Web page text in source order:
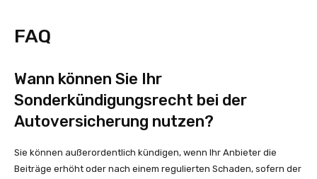
FAQ
Wann können Sie Ihr
Sonderkündigungsrecht bei der
Autoversicherung nutzen?
Sie können außerordentlich kündigen, wenn Ihr Anbieter die
Beiträge erhöht oder nach einem regulierten Schaden, sofern der